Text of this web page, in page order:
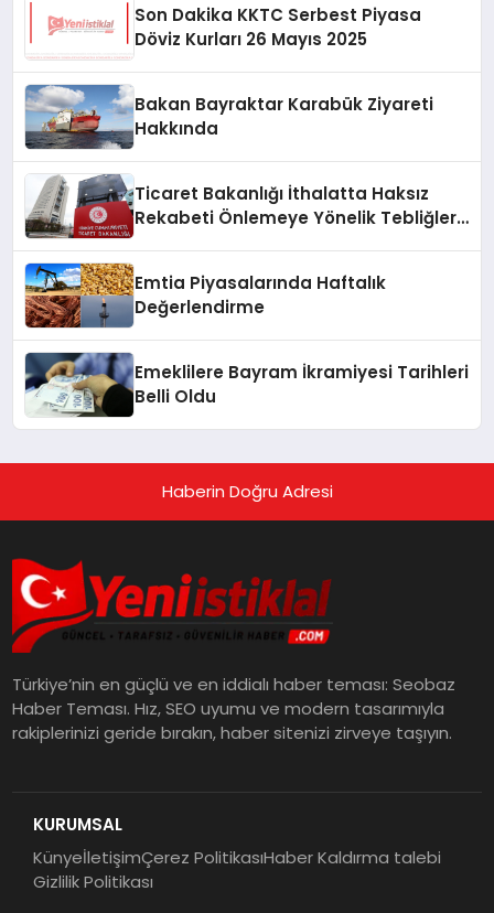
Son Dakika KKTC Serbest Piyasa
Döviz Kurları 26 Mayıs 2025
Bakan Bayraktar Karabük Ziyareti
Hakkında
Ticaret Bakanlığı İthalatta Haksız
Rekabeti Önlemeye Yönelik Tebliğleri
Emtia Piyasalarında Haftalık
Değerlendirme
Emeklilere Bayram İkramiyesi Tarihleri
Belli Oldu
Haberin Doğru Adresi
Türkiye’nin en güçlü ve en iddialı haber teması: Seobaz
Haber Teması. Hız, SEO uyumu ve modern tasarımıyla
rakiplerinizi geride bırakın, haber sitenizi zirveye taşıyın.
KURUMSAL
KünyeİletişimÇerez PolitikasıHaber Kaldırma talebi
Gizlilik Politikası